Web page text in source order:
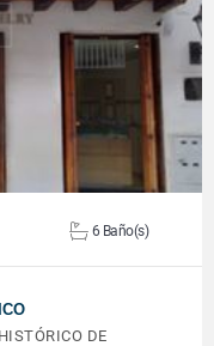
6 Baño(s)
DE